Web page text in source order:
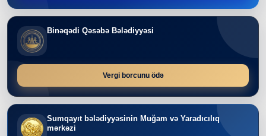
Binəqədi Qəsəbə Bələdiyyəsi
Vergi borcunu ödə
Sumqayıt bələdiyyəsinin Muğam və Yaradıcılıq
mərkəzi